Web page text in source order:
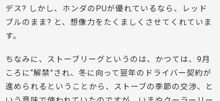
デス? しかし、ホンダのPUが優れているなら、レッド
ブルのまま? と、想像力をたくましくさせてくれていま
す。
ちなみに、ストーブリーグというのは、かつては、9月
ころに“解禁”され、冬に向って翌年のドライバー契約が
進められるということから、ストーブの季節の交渉、と